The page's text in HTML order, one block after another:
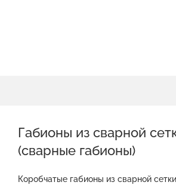
Габионы из сварной
(сварные габионы)
Коробчатые габионы из сварной сетки